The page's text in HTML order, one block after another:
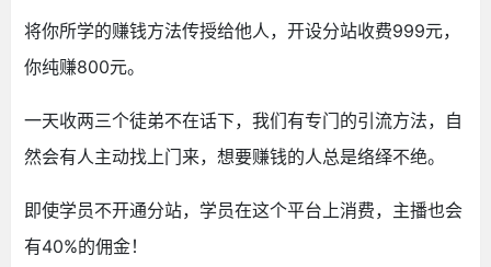
将你所学的赚钱方法传授给他人，开设分站收费999元，
你纯赚800元。
一天收两三个徒弟不在话下，我们有专门的引流方法，自
然会有人主动找上门来，想要赚钱的人总是络绎不绝。
即使学员不开通分站，学员在这个平台上消费，主播也会
有40%的佣金！